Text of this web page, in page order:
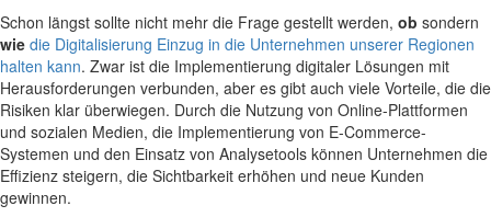
Schon längst sollte nicht mehr die Frage gestellt werden, ob sondern
wie die Digitalisierung Einzug in die Unternehmen unserer Regionen
halten kann. Zwar ist die Implementierung digitaler Lösungen mit
Herausforderungen verbunden, aber es gibt auch viele Vorteile, die die
Risiken klar überwiegen. Durch die Nutzung von Online-Plattformen
und sozialen Medien, die Implementierung von E-Commerce-
Systemen und den Einsatz von Analysetools können Unternehmen die
Effizienz steigern, die Sichtbarkeit erhöhen und neue Kunden
gewinnen.